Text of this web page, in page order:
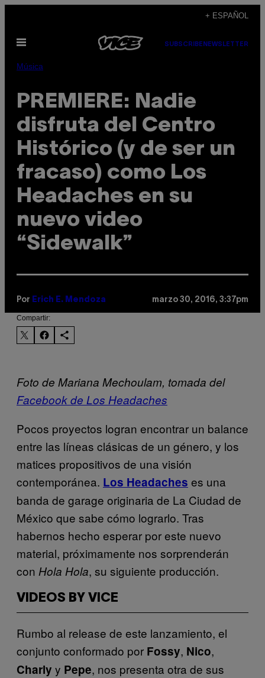
contenido
+ ESPAÑOL
Abrir
SUBSCRIBE NEWSLETTER
Música
PREMIERE: Nadie
disfruta del Centro
Histórico (y de ser un
fracaso) como Los
Headaches en su
nuevo video
“Sidewalk”
Por Erich E. Mendoza marzo 30, 2016, 3:37pm
Compartir:
Foto de Mariana Mechoulam, tomada del
Facebook de Los Headaches
Pocos proyectos logran encontrar un balance
entre las líneas clásicas de un género, y los
matices propositivos de una visión
contemporánea. Los Headaches es una
banda de garage originaria de La Ciudad de
México que sabe cómo lograrlo. Tras
habernos hecho esperar por este nuevo
material, próximamente nos sorprenderán
con Hola Hola, su siguiente producción.
VIDEOS BY VICE
Rumbo al release de este lanzamiento, el
conjunto conformado por Fossy, Nico,
Charly y Pepe, nos presenta otra de sus